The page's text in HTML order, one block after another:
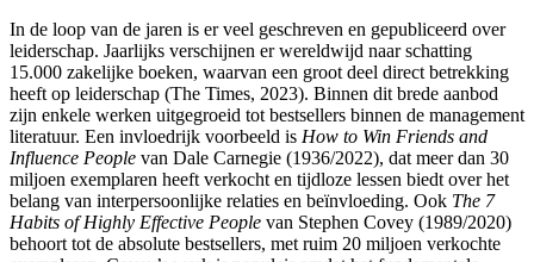
In de loop van de jaren is er veel geschreven en gepubliceerd over
leiderschap. Jaarlijks verschijnen er wereldwijd naar schatting
15.000 zakelijke boeken, waarvan een groot deel direct betrekking
heeft op leiderschap (The Times, 2023). Binnen dit brede aanbod
zijn enkele werken uitgegroeid tot bestsellers binnen de management
literatuur. Een invloedrijk voorbeeld is How to Win Friends and
Influence People van Dale Carnegie (1936/2022), dat meer dan 30
miljoen exemplaren heeft verkocht en tijdloze lessen biedt over het
belang van interpersoonlijke relaties en beïnvloeding. Ook The 7
Habits of Highly Effective People van Stephen Covey (1989/2020)
behoort tot de absolute bestsellers, met ruim 20 miljoen verkochte